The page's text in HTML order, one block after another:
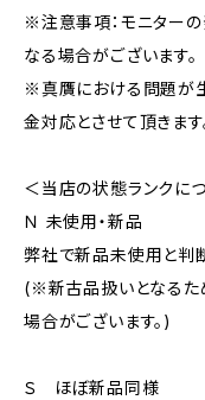
※注意事項：モニター
なる場合がございます。
※真贋における問題が
金対応とさせて頂きます
＜当店の状態ランクに
Ｎ 未使用・新品
弊社で新品未使用と判
(※新古品扱いとなるた
場合がございます。)
Ｓ ほぼ新品同様